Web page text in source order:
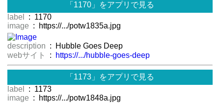
「1170」をアプリで見る
label
: 1170
image : https://.../potw1835a.jpg
description : Hubble Goes Deep
webサイト
: https://.../hubble-goes-deep
「1173」をアプリで見る
label
: 1173
image : https://.../potw1848a.jpg